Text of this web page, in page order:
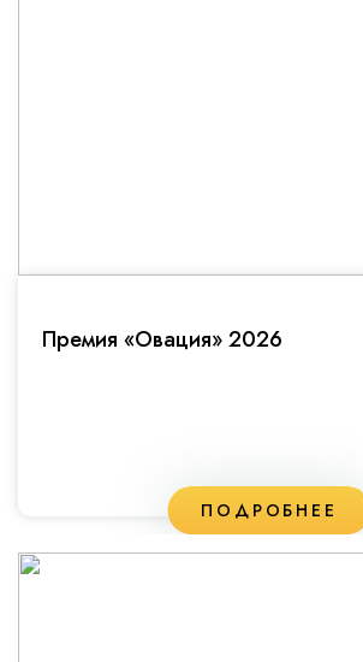
Премия «Овация» 2026
ПОДРОБНЕЕ